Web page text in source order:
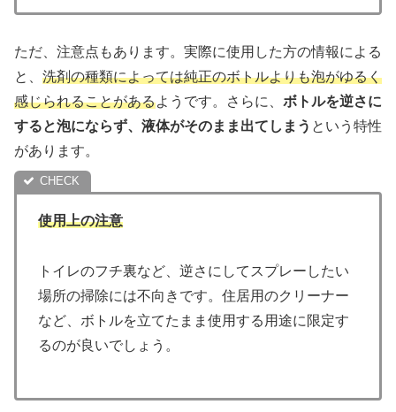
ただ、注意点もあります。実際に使用した方の情報による
と、 洗剤の種類によっては純正のボトルよりも泡がゆるく
感じられることがあるようです。さらに、 ボトルを逆さに
すると泡にならず、液体がそのまま出てしまう という特性
があります。
使用上の注意
トイレのフチ裏など、逆さにしてスプレーしたい
場所の掃除には不向きです。住居用のクリーナー
など、ボトルを立てたまま使用する用途に限定す
るのが良いでしょう。